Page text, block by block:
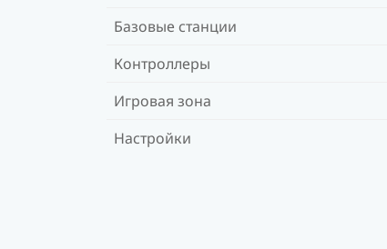
Базовые станции
Контроллеры
Игровая зона
Настройки